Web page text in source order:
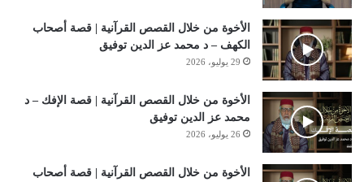
الأخوة من خلال القصص القرآنية | قصة أصحاب
الكهف – د محمد عز الدين توفيق
29 يوليو، 2026
الأخوة من خلال القصص القرآنية | قصة الإفك – د
محمد عز الدين توفيق
26 يوليو، 2026
الأخوة من خلال القصص القرآنية | قصة أصحاب